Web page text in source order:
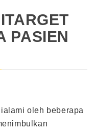
PASIEN
oleh beberapa